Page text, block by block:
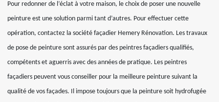
Pour redonner de l’éclat à votre maison, le choix de poser une nouvelle
peinture est une solution parmi tant d’autres. Pour effectuer cette
opération, contactez la société façadier Hemery Rénovation. Les travaux
de pose de peinture sont assurés par des peintres façadiers qualifiés,
compétents et aguerris avec des années de pratique. Les peintres
façadiers peuvent vous conseiller pour la meilleure peinture suivant la
qualité de vos façades. Il impose toujours que la peinture soit hydrofugée